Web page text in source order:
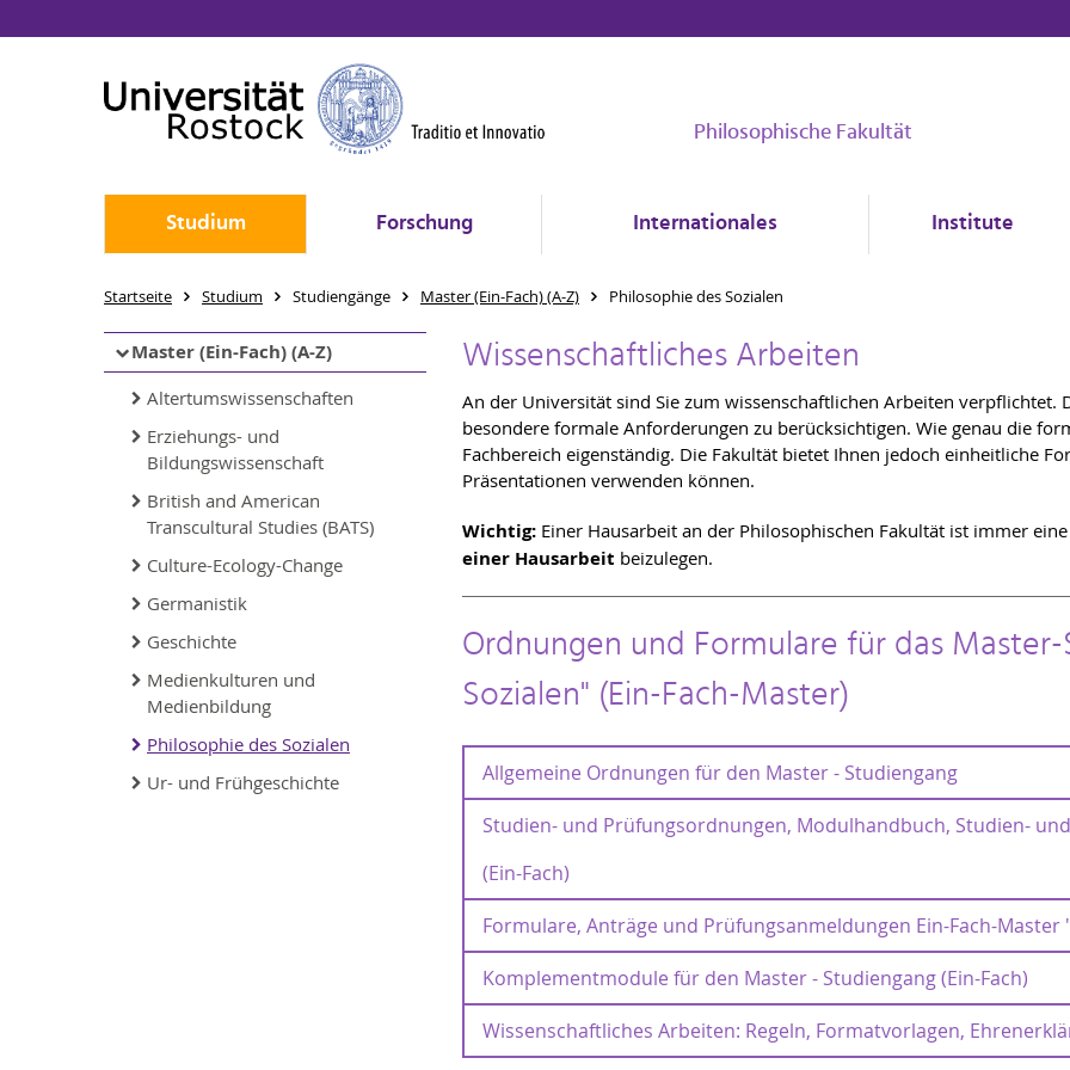
Philosophische Fakultät
Studium Forschung Internationales Institute
Startseite Studium Studiengänge Master (Ein-Fach) (A-Z) Philosophie des Sozialen
Master (Ein-Fach) (A-Z)
Altertumswissenschaften
Erziehungs- und
Bildungswissenschaft
British and American
Transcultural Studies (BATS)
Culture-Ecology-Change
Germanistik
Geschichte
Medienkulturen und
Medienbildung
Philosophie des Sozialen
Ur- und Frühgeschichte
Wissenschaftliches Arbeiten
An der Universität sind Sie zum wissenschaftlichen Arbeiten verpflichtet.
besondere formale Anforderungen zu berücksichtigen. Wie genau die
Fachbereich eigenständig. Die Fakultät bietet Ihnen jedoch einheitliche
Präsentationen verwenden können.
Wichtig: Einer Hausarbeit an der Philosophischen Fakultät ist immer eine
einer Hausarbeit beizulegen.
Ordnungen und Formulare für das
Sozialen" (Ein-Fach-Master)
Allgemeine Ordnungen für den Master - Studiengang
Rahmenprüfungsordnungen 2012 - 2018
Rahmenprüfungsordnung für den Bachelor und Master an der
September 2013
Juni 2017
Rahmenprüfungsordnungen 2019 - 2021
Studien- und Prüfungsordnungen, Modulhandbuch, Studien-
(Ein-Fach)
Studien- und Prüfungsordnungen,
Modulhandbuch, Studien- und Prüfungsplan
"Philosophie des Sozialen" (Ein-Fach) (SPSO 2022)
Info/Flyer
Formulare, Anträge und Prüfungsanmeldungen Ein-Fach-Master
Fachliche Prüfung auf Zulassung zum
Masterstudium
Formular zur fachlichen Prüfung für die Zulassung
Komplementmodule für den Master - Studiengang (Ein-Fach)
Komplementmodule für den Master - Studiengang (Ein-
Wissenschaftliches Arbeiten: Regeln, Formatvorlagen,